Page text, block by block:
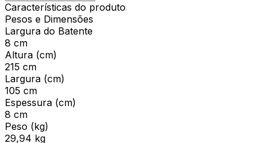
Características do produto
Pesos e Dimensões
Largura do Batente
8 cm
Altura (cm)
215 cm
Largura (cm)
105 cm
Espessura (cm)
8 cm
Peso (kg)
29,94 kg